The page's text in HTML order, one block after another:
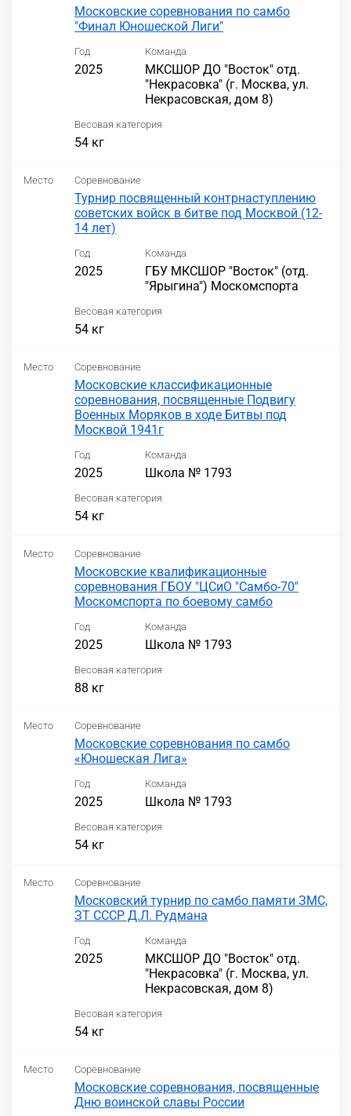
Московские соревнования по самбо
"Финал Юношеской Лиги"
Год
2025
Команда
МКСШОР ДО "Восток" отд.
"Некрасовка" (г. Москва, ул.
Некрасовская, дом 8)
Весовая категория
54 кг
Место Соревнование
Турнир посвященный контрнаступлению
советских войск в битве под Москвой (12-
14 лет)
Год
2025
Команда
ГБУ МКСШОР "Восток" (отд.
"Ярыгина") Москомспорта
Весовая категория
54 кг
Место Соревнование
Московские классификационные
соревнования, посвященные Подвигу
Военных Моряков в ходе Битвы под
Москвой 1941г
Год
2025
Команда
Школа № 1793
Весовая категория
54 кг
Место Соревнование
Московские квалификационные
соревнования ГБОУ "ЦСиО "Самбо-70"
Москомспорта по боевому самбо
Год
2025
Команда
Школа № 1793
Весовая категория
88 кг
Место Соревнование
Московские соревнования по самбо
«Юношеская Лига»
Год
2025
Команда
Школа № 1793
Весовая категория
54 кг
Место Соревнование
Московский турнир по самбо памяти ЗМС,
ЗТ СССР Д.Л. Рудмана
Год
2025
Команда
МКСШОР ДО "Восток" отд.
"Некрасовка" (г. Москва, ул.
Некрасовская, дом 8)
Весовая категория
54 кг
Место Соревнование
Московские соревнования, посвященные
Дню воинской славы России